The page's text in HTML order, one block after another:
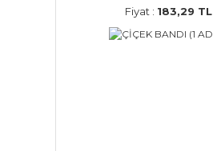
Fiyat : 183,29 TL